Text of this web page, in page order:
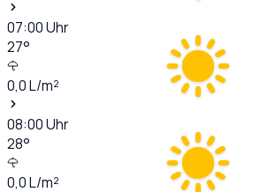
07:00Uhr
27°
0,0L/m²
08:00Uhr
28°
0,0L/m²